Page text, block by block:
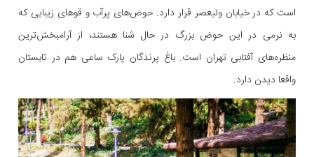
است که در خیابان ولیعصر قرار دارد. حوض‌های پرآب و قوهای زیبایی که
به نرمی در این حوض بزرگ در حال شنا هستند، از آرامبخش‌ترین
منظره‌های آفتابی تهران است. باغ پرندگان پارک ساعی هم در تابستان
واقعا دیدن دارد.